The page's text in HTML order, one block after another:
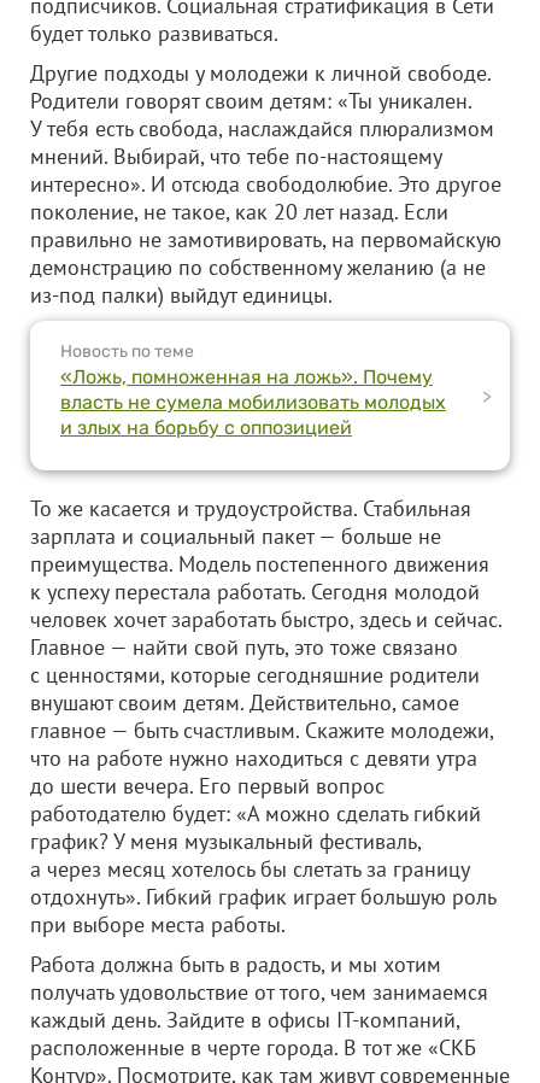
будет только развиваться.
Другие подходы у молодежи к личной свободе.
Родители говорят своим детям: «Ты уникален.
У тебя есть свобода, наслаждайся плюрализмом
мнений. Выбирай, что тебе по-настоящему
интересно». И отсюда свободолюбие. Это другое
поколение, не такое, как 20 лет назад. Если
правильно не замотивировать, на первомайскую
демонстрацию по собственному желанию (а не
из-под палки) выйдут единицы.
Новость по теме
«Ложь, помноженная на ложь». Почему
власть не сумела мобилизовать молодых
и злых на борьбу с оппозицией
>
То же касается и трудоустройства. Стабильная
зарплата и социальный пакет — больше не
преимущества. Модель постепенного движения
к успеху перестала работать. Сегодня молодой
человек хочет заработать быстро, здесь и сейчас.
Главное — найти свой путь, это тоже связано
с ценностями, которые сегодняшние родители
внушают своим детям. Действительно, самое
главное — быть счастливым. Скажите молодежи,
что на работе нужно находиться с девяти утра
до шести вечера. Его первый вопрос
работодателю будет: «А можно сделать гибкий
график? У меня музыкальный фестиваль,
а через месяц хотелось бы слетать за границу
отдохнуть». Гибкий график играет большую роль
при выборе места работы.
Работа должна быть в радость, и мы хотим
получать удовольствие от того, чем занимаемся
каждый день. Зайдите в офисы IT-компаний,
расположенные в черте города. В тот же «СКБ
Контур». Посмотрите, как там живут современные